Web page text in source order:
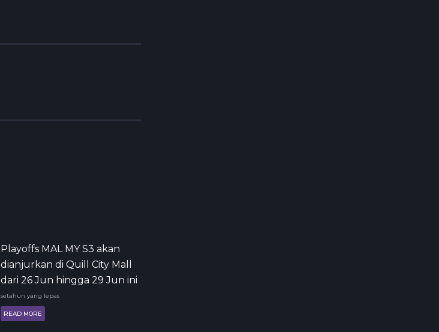
Playoffs MAL MY S3 akan
dianjurkan di Quill City Mall
dari 26 Jun hingga 29 Jun ini
setahun yang lepas
READ MORE